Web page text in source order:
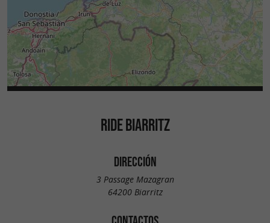
RIDE BIARRITZ
DIRECCIÓN
3 Passage Mazagran
64200 Biarritz